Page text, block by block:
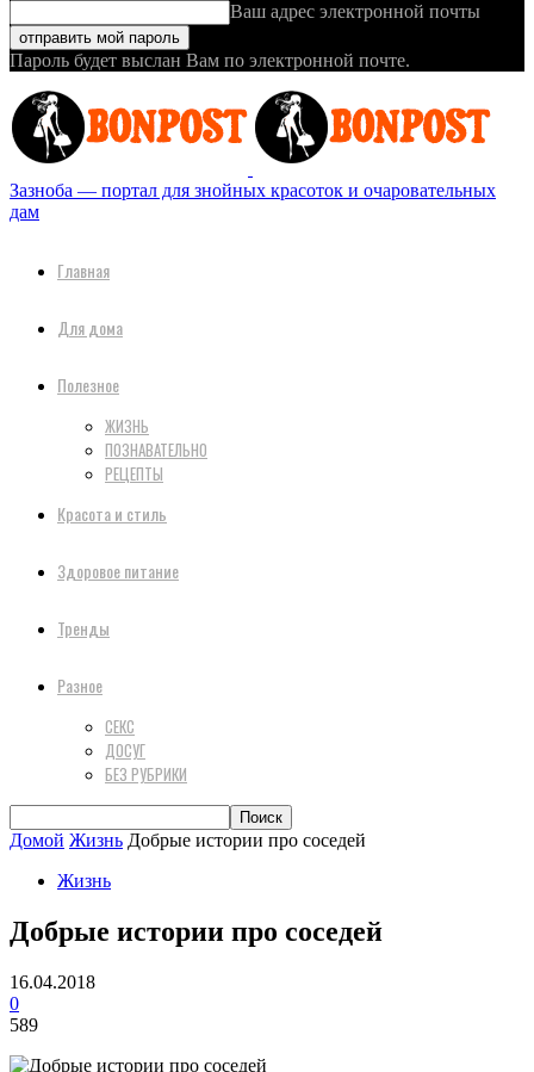
Ваш адрес электронной почты
Пароль будет выслан Вам по электронной почте.
Зазноба — портал для знойных красоток и очаровательных
дам
Главная
Для дома
Полезное
ЖИЗНЬ
ПОЗНАВАТЕЛЬНО
РЕЦЕПТЫ
Красота и стиль
Здоровое питание
Тренды
Разное
СЕКС
ДОСУГ
БЕЗ РУБРИКИ
Домой Жизнь Добрые истории про соседей
Жизнь
Добрые истории про соседей
16.04.2018
0
589